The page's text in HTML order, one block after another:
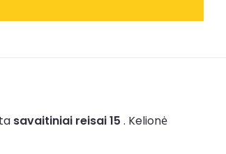
savaitiniai reisai 15 . Kelionė